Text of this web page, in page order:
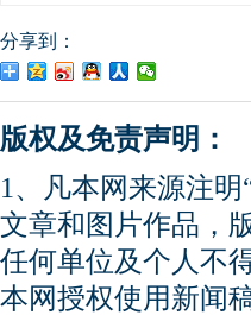
分享到：
版权及免责声明：
1、凡本网来源注
文章和图片作品，
任何单位及个人不
本网授权使用新闻